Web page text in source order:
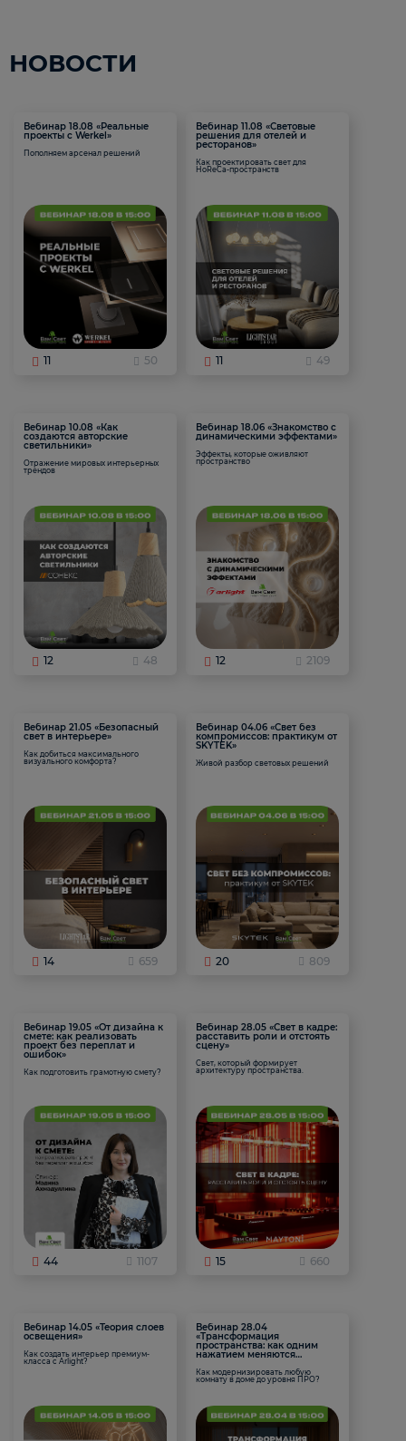
НОВОСТИ
Вебинар 18.08 «Реальные
проекты с Werkel»
Пополняем арсенал решений
11 50
Вебинар 11.08 «Световые
решения для отелей и
ресторанов»
Как проектировать свет для
HoReCa-пространств
11 49
Вебинар 10.08 «Как
создаются авторские
светильники»
Отражение мировых интерьерных
трендов
12 48
Вебинар 18.06 «Знакомство с
динамическими эффектами»
Эффекты, которые оживляют
пространство
12 2109
Вебинар 21.05 «Безопасный
свет в интерьере»
Как добиться максимального
визуального комфорта?
14 659
Вебинар 04.06 «Свет без
компромиссов: практикум от
SKYTEK»
Живой разбор световых решений
20 809
Вебинар 19.05 «От дизайна к
смете: как реализовать
проект без переплат и
ошибок»
Как подготовить грамотную смету?
44 1107
Вебинар 28.05 «Свет в кадре:
расставить роли и отстоять
сцену»
Свет, который формирует
архитектуру пространства.
15 660
Вебинар 14.05 «Теория слоев
освещения»
Как создать интерьер премиум-
класса с Arlight?
Вебинар 28.04
«Трансформация
пространства: как одним
нажатием меняются
Как модернизировать любую
комнату в доме до уровня ПРО?